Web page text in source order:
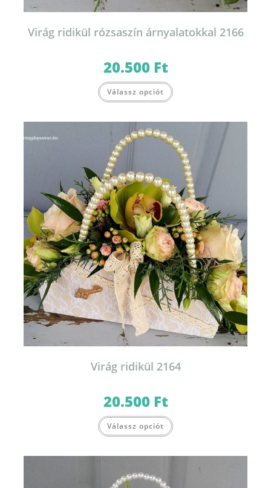
Virág ridikül rózsaszín árnyalatokkal 2166
20.500 Ft
Válassz opciót
Virág ridikül 2164
20.500 Ft
Válassz opciót